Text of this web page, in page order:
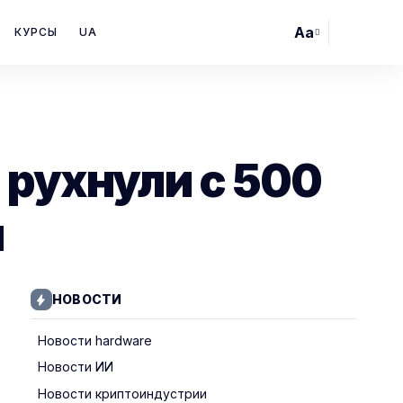
КУРСЫ UA
Font
Aa
с 500
НОВОСТИ
Новости hardware
Новости ИИ
Новости криптоиндустрии